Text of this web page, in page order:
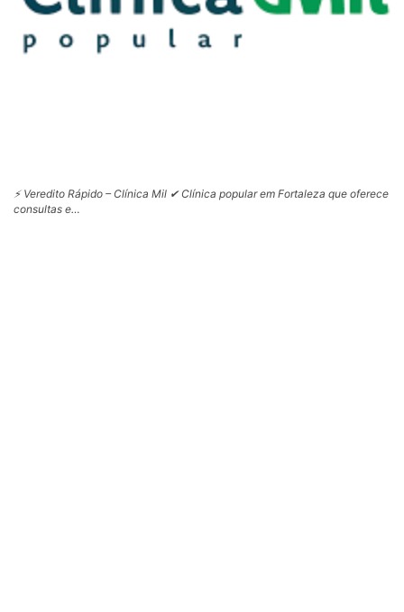
⚡ Veredito Rápido – Clínica Mil ✔ Clínica popular em Fortaleza que oferece
consultas e…